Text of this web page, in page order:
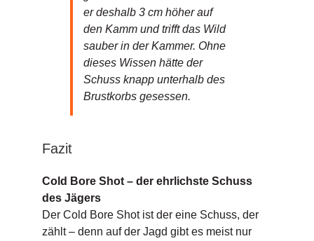
er deshalb 3 cm höher auf
den Kamm und trifft das Wild
sauber in der Kammer. Ohne
dieses Wissen hätte der
Schuss knapp unterhalb des
Brustkorbs gesessen.
Fazit
Cold Bore Shot – der ehrlichste Schuss
des Jägers
Der Cold Bore Shot ist der eine Schuss, der
zählt – denn auf der Jagd gibt es meist nur